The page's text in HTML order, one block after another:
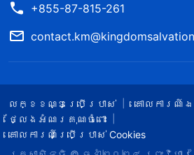
+855-87-815-261
លក្ខខណ្ឌ​ប្រើប្រាស់​
គោលការណ៍
ថ្លែងអំណរគុណចំពោះ
គោលការណ៍ប្រើប្រាស់ Cookies